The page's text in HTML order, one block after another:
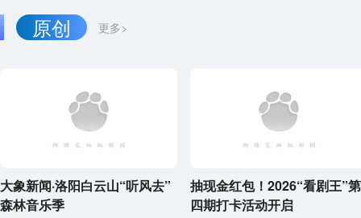
更多>
原创
大象新闻·洛阳白云山“听风去”
森林音乐季
抽现金红包！2026“看剧王”第
四期打卡活动开启